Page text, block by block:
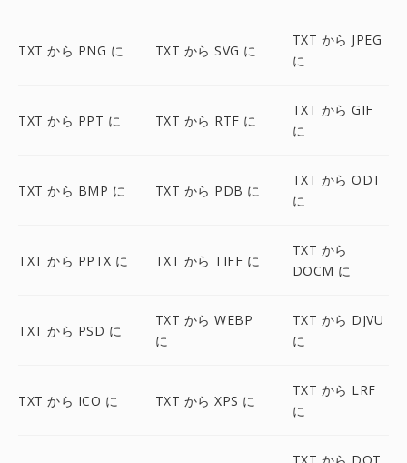
TXT から PNG に TXT から SVG に
TXT から JPEG
に
TXT から PPT に TXT から RTF に
TXT から GIF
に
TXT から BMP に TXT から PDB に
TXT から ODT
に
TXT から PPTX に TXT から TIFF に
TXT から
DOCM に
TXT から PSD に
TXT から WEBP
に
TXT から DJVU
に
TXT から ICO に TXT から XPS に
TXT から LRF
に